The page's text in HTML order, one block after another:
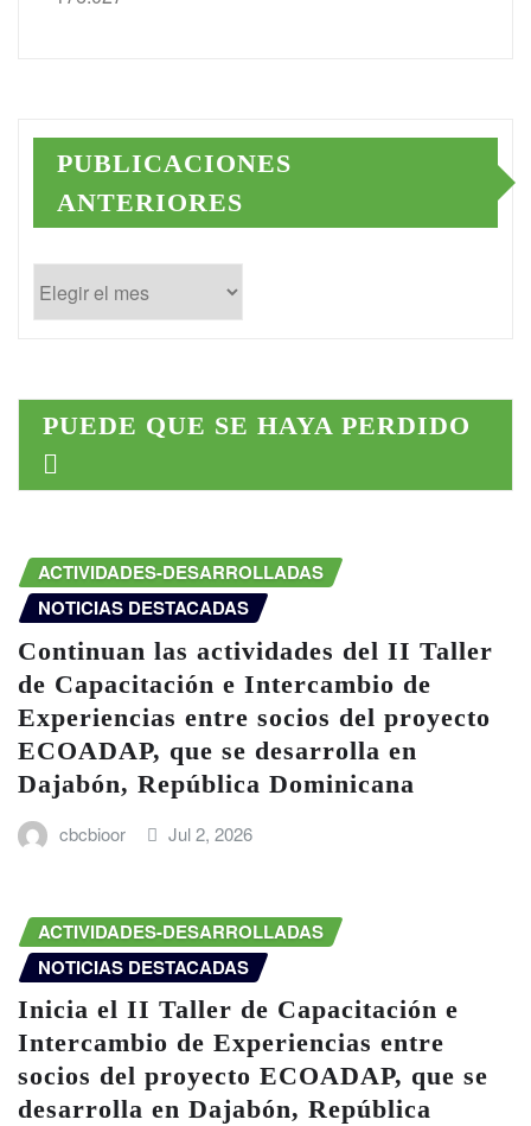
PUBLICACIONES
ANTERIORES
anteriores
PUEDE QUE SE HAYA PERDIDO
ACTIVIDADES-DESARROLLADAS
NOTICIAS DESTACADAS
Continuan las actividades del II Taller
de Capacitación e Intercambio de
Experiencias entre socios del proyecto
ECOADAP, que se desarrolla en
Dajabón, República Dominicana
cbcbioor Jul 2, 2026
ACTIVIDADES-DESARROLLADAS
NOTICIAS DESTACADAS
Inicia el II Taller de Capacitación e
Intercambio de Experiencias entre
socios del proyecto ECOADAP, que se
desarrolla en Dajabón, República